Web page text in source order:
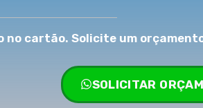
no cartão. Solicite um
SOLICITAR